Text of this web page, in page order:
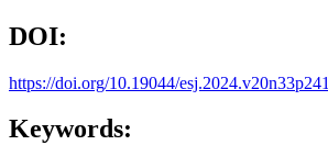
DOI:
https://doi.org/10.19044/esj.2024.v20n33p241
Keywords: